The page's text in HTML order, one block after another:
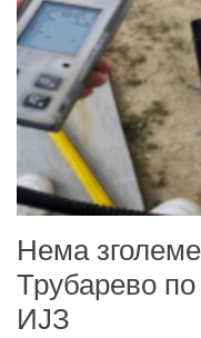
Нема
Трубарево
ИЈЗ